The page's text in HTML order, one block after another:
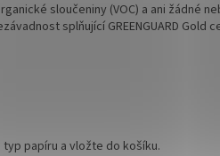
sloučeniny (VOC) a ani žádné
splňující GREENGUARD Gold
papíru a vložte do košíku.